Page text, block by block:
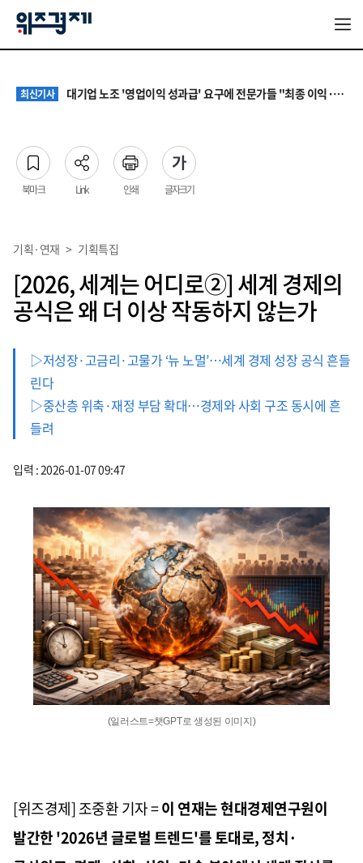
최신기사 대기업 노조 '영업이익 성과급' 요구에 전문가들 "최종 이익·투자 여력 반영해야"
최신기사 기업엔 경직·노동자엔 허술…‘주 52시간제’ 이대로 괜찮나
최신기사 원·하청 교섭 갈등에 안전 지원 위축까지… 노란봉투법 불확실성 해법은
북마크 Link 인쇄 글자크기
기획·연재 > 기획특집
[2026, 세계는 어디로②] 세계 경제의
공식은 왜 더 이상 작동하지 않는가
▷저성장·고금리·고물가 ‘뉴 노멀’…세계 경제 성장 공식 흔들
린다
▷중산층 위축·재정 부담 확대…경제와 사회 구조 동시에 흔
들려
입력 : 2026-01-07 09:47
(일러스트=챗GPT로 생성된 이미지)
[위즈경제] 조중환 기자 =이 연재는 현대경제연구원이
발간한 '2026년 글로벌 트렌드'를 토대로, 정치·